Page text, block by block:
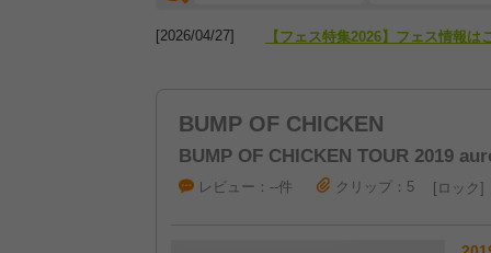
[2026/04/27] 【フェス特集2026】フェス情報は
BUMP OF CHICKEN
BUMP OF CHICKEN TOUR 2019
レビュー：--件 クリップ：5 ロック